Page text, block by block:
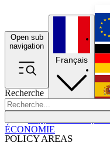
Open sub
navigation
Recherche
POLICY AREAS
Français
ÉCONOMIE